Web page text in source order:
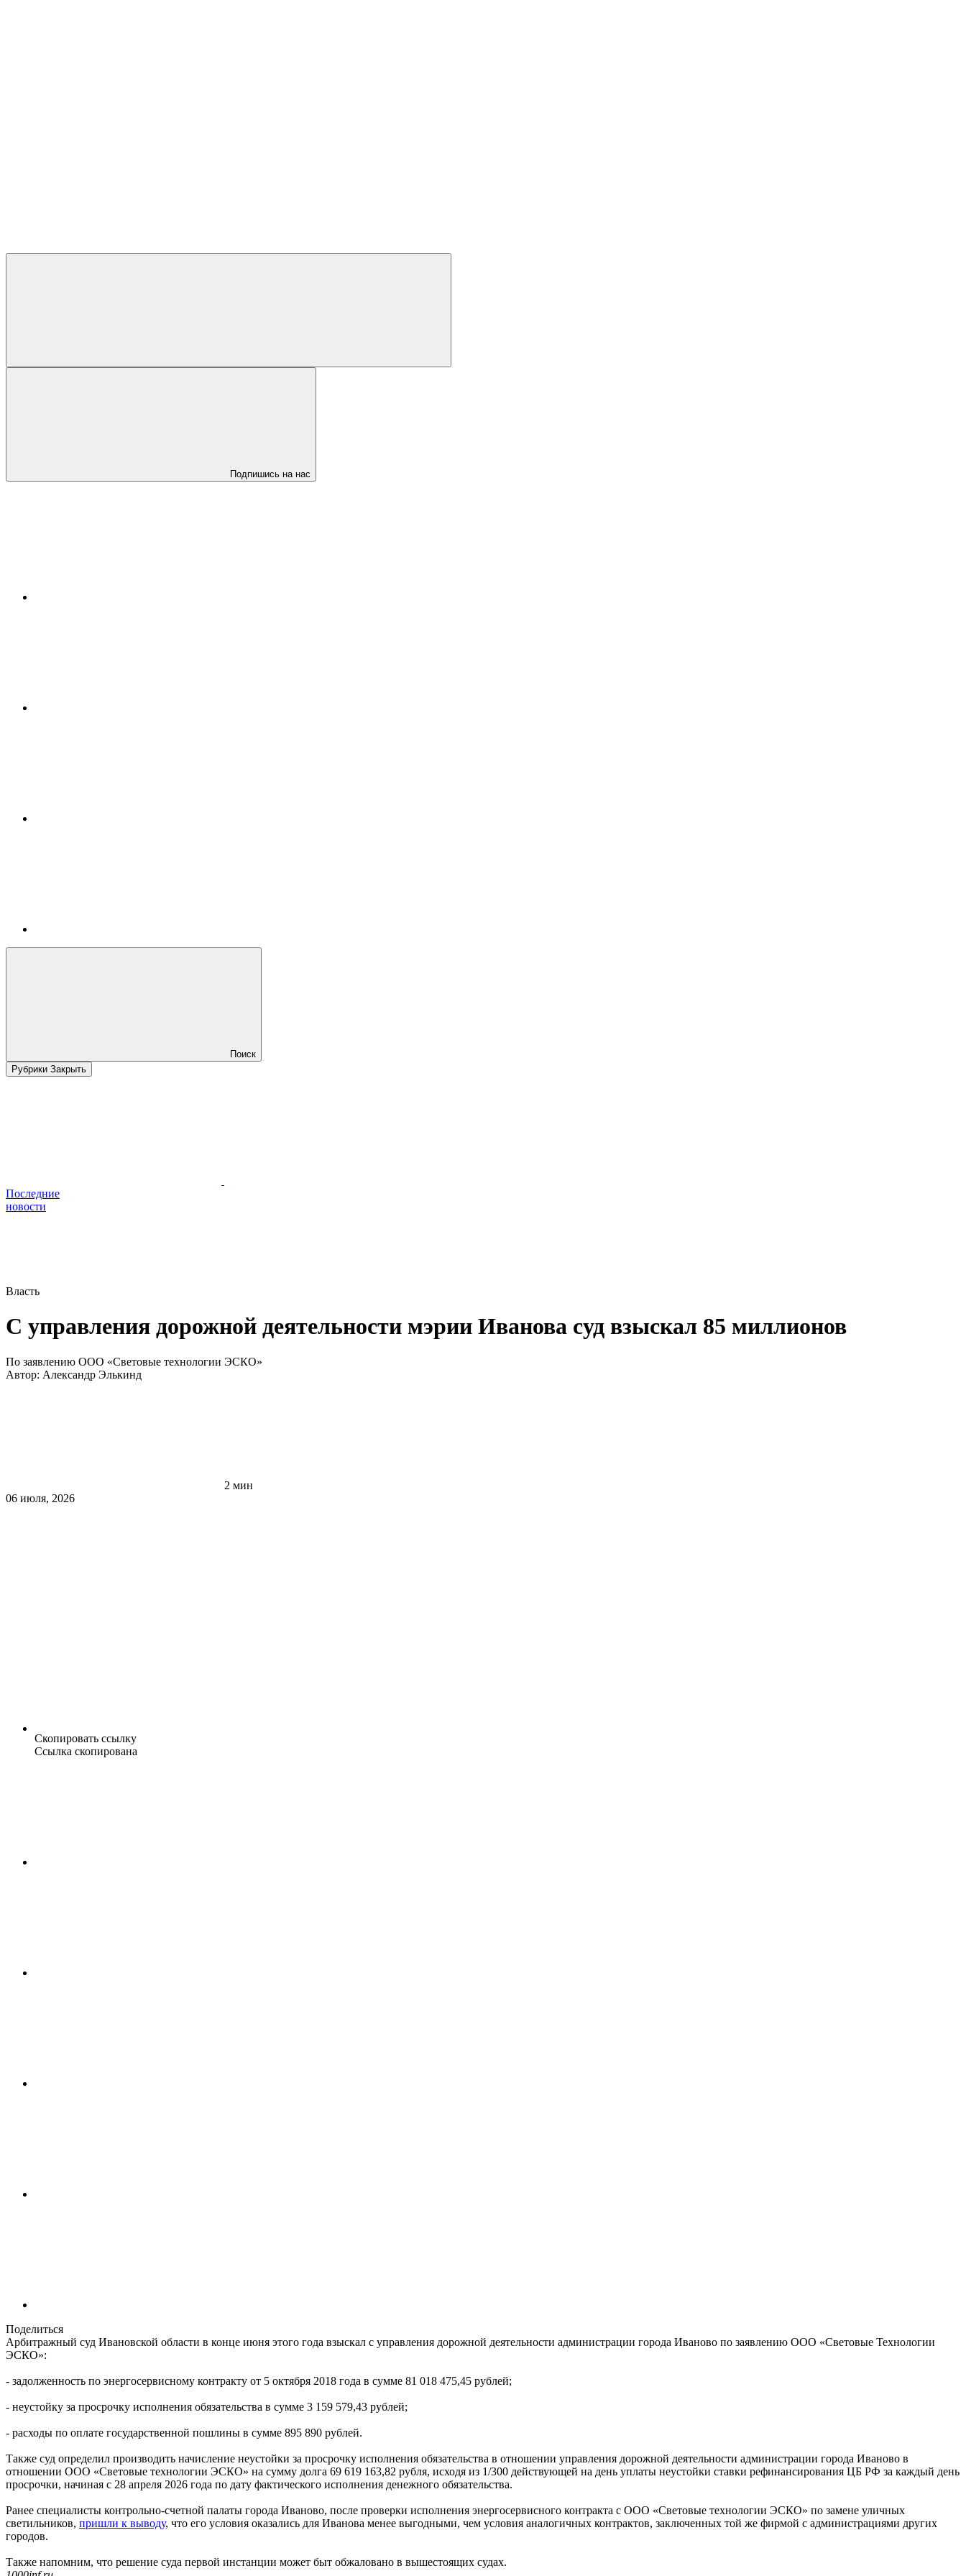
Подпишись на нас
Поиск
Рубрики Закрыть
Последние
новости
Власть
С управления дорожной деятельности мэрии Иванова суд взыскал 85 миллионов
По заявлению ООО «Световые технологии ЭСКО»
Автор: Александр Элькинд
2 мин
06 июля, 2026
Скопировать ссылку
Ссылка скопирована
Поделиться
Арбитражный суд Ивановской области в конце июня этого года взыскал с управления дорожной деятельности администрации города Иваново по заявлению ООО «Световые Технологии
ЭСКО»:
- задолженность по энергосервисному контракту от 5 октября 2018 года в сумме 81 018 475,45 рублей;
- неустойку за просрочку исполнения обязательства в сумме 3 159 579,43 рублей;
- расходы по оплате государственной пошлины в сумме 895 890 рублей.
Также суд определил производить начисление неустойки за просрочку исполнения обязательства в отношении управления дорожной деятельности администрации города Иваново в
отношении ООО «Световые технологии ЭСКО» на сумму долга 69 619 163,82 рубля, исходя из 1/300 действующей на день уплаты неустойки ставки рефинансирования ЦБ РФ за каждый день
просрочки, начиная с 28 апреля 2026 года по дату фактического исполнения денежного обязательства.
Ранее специалисты контрольно-счетной палаты города Иваново, после проверки исполнения энергосервисного контракта с ООО «Световые технологии ЭСКО» по замене уличных
светильников, пришли к выводу, что его условия оказались для Иванова менее выгодными, чем условия аналогичных контрактов, заключенных той же фирмой с администрациями других
городов.
Также напомним, что решение суда первой инстанции может быт обжаловано в вышестоящих судах.